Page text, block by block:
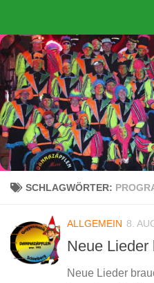
SCHLAGWÖRTER:
ALLGEMEIN 8.
Neue Lieder
Neue Lieder